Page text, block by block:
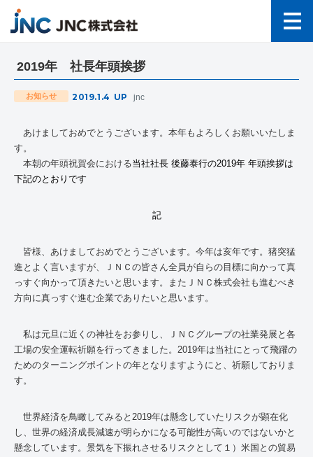
2019年 社長年頭挨拶
お知らせ 2019.1.4 UP jnc
あけましておめでとうございます。本年もよろしくお願いいたしま
す。
本朝の年頭祝賀会における当社社長 後藤泰行の2019年 年頭挨拶は
下記のとおりです
記
皆様、あけましておめでとうございます。今年は亥年です。猪突猛
進とよく言いますが、ＪＮＣの皆さん全員が自らの目標に向かって真
っすぐ向かって頂きたいと思います。またＪＮＣ株式会社も進むべき
方向に真っすぐ進む企業でありたいと思います。
私は元旦に近くの神社をお参りし、ＪＮＣグループの社業発展と各
工場の安全運転祈願を行ってきました。2019年は当社にとって飛躍の
ためのターニングポイントの年となりますようにと、祈願しておりま
す。
世界経済を鳥瞰してみると2019年は懸念していたリスクが顕在化
し、世界の経済成長減速が明らかになる可能性が高いのではないかと
懸念しています。景気を下振れさせるリスクとして１）米国との貿易